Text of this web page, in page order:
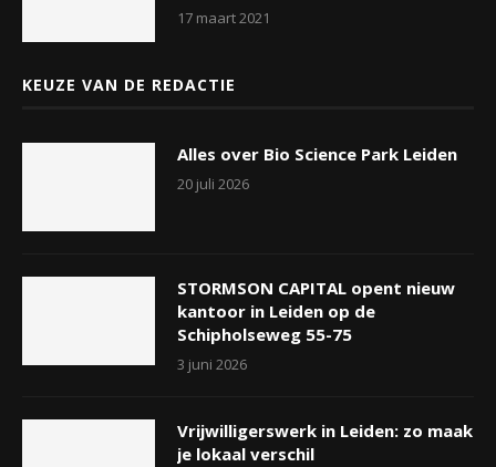
17 maart 2021
KEUZE VAN DE REDACTIE
Alles over Bio Science Park Leiden
20 juli 2026
STORMSON CAPITAL opent nieuw
kantoor in Leiden op de
Schipholseweg 55-75
3 juni 2026
Vrijwilligerswerk in Leiden: zo maak
je lokaal verschil